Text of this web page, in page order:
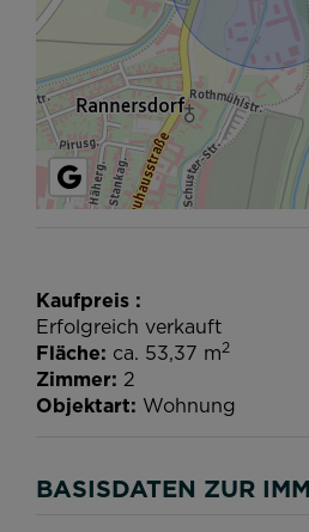
Kaufpreis
Erfolgreich verkauft
Fläche ca. 53,37 m2
Zimmer 2
Objektart Wohnung
BASISDATEN ZUR